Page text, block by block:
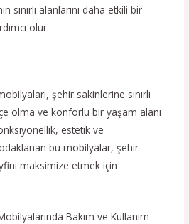
sınırlı alanlarını daha etkili bir
olur.
şehir sakinlerine sınırlı
olma ve konforlu bir yaşam alanı
estetik ve
bu mobilyalar, şehir
maksimize etmek için
Bakım ve Kullanım